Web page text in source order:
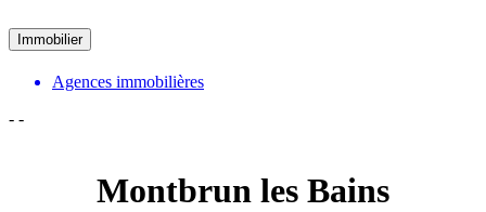
Immobilier
Agences immobilières
- -
Montbrun les Bains